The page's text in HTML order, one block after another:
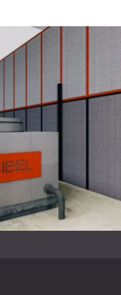
корпус не
дальнейшего
Внедрение
снижению
сотрудников
компании к
испытательных
Успех этого